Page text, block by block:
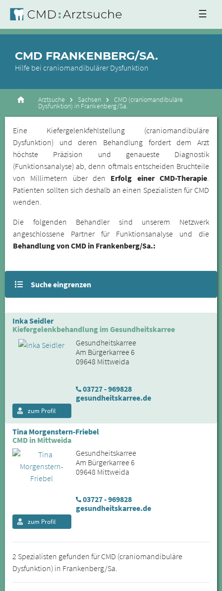
☰
CMD FRANKENBERG/SA.
Hilfe bei craniomandibulärer Dysfunktion
Arztsuche Sachsen CMD (craniomandibuläre
Dysfunktion) in Frankenberg/Sa.
Eine Kiefergelenkfehlstellung (craniomandibuläre
Dysfunktion) und deren Behandlung fordert dem Arzt
höchste Präzision und genaueste Diagnostik
(Funktionsanalyse) ab, denn oftmals entscheiden Bruchteile
von Millimetern über den Erfolg einer CMD-Therapie.
Patienten sollten sich deshalb an einen Spezialisten für CMD
wenden.
Die folgenden Behandler sind unserem Netzwerk
angeschlossene Partner für Funktionsanalyse und die
Behandlung von CMD in Frankenberg/Sa.:
Suche eingrenzen
Inka Seidler
Kiefergelenkbehandlung im Gesundheitskarree
Gesundheitskarree
Am Bürgerkarree 6
09648 Mittweida
03727 - 969828
gesundheitskarree.de
zum Profil
Tina Morgenstern-Friebel
CMD in Mittweida
Gesundheitskarree
Am Bürgerkarree 6
09648 Mittweida
03727 - 969828
gesundheitskarree.de
zum Profil
2 Spezialisten gefunden für CMD (craniomandibuläre
Dysfunktion) in Frankenberg/Sa.